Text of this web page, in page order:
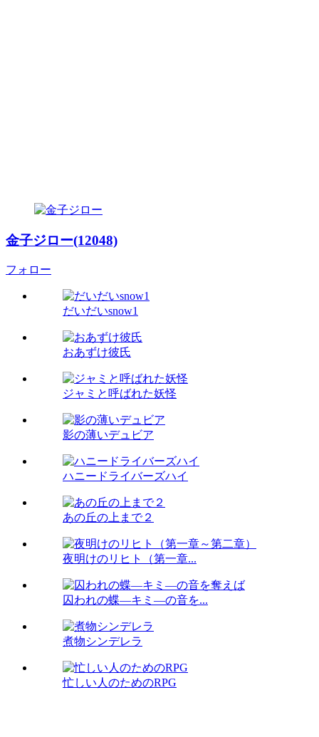
金子ジロー(12048)
フォロー
だいだいsnow1
おあずけ彼氏
ジャミと呼ばれた妖怪
影の薄いデュビア
ハニードライバーズハイ
あの丘の上まで２
夜明けのリヒト（第一章...
囚われの蝶―キミ―の音を...
煮物シンデレラ
忙しい人のためのRPG